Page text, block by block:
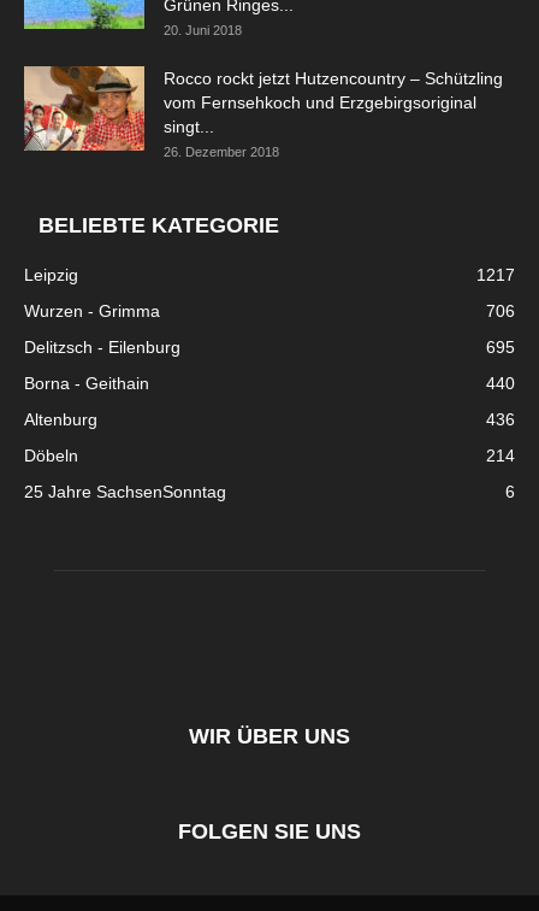
Grünen Ringes...
20. Juni 2018
Rocco rockt jetzt Hutzencountry – Schützling
vom Fernsehkoch und Erzgebirgsoriginal
singt...
26. Dezember 2018
BELIEBTE KATEGORIE
Leipzig
1217
Wurzen - Grimma
706
Delitzsch - Eilenburg
695
Borna - Geithain
440
Altenburg
436
Döbeln
214
25 Jahre SachsenSonntag
6
WIR ÜBER UNS
FOLGEN SIE UNS